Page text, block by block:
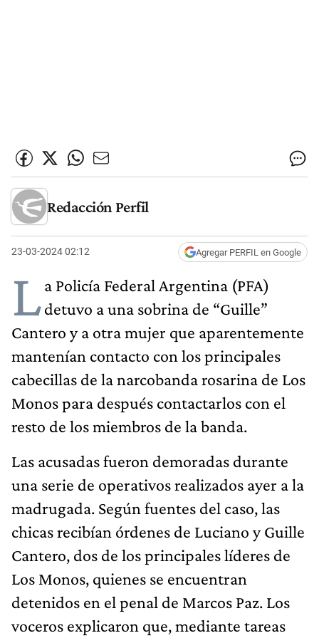
Redacción Perfil
23-03-2024 02:12 Agregar PERFIL en Google
La Policía Federal Argentina (PFA)
detuvo a una sobrina de “Guille”
Cantero y a otra mujer que aparentemente
mantenían contacto con los principales
cabecillas de la narcobanda rosarina de Los
Monos para después contactarlos con el
resto de los miembros de la banda.
Las acusadas fueron demoradas durante
una serie de operativos realizados ayer a la
madrugada. Según fuentes del caso, las
chicas recibían órdenes de Luciano y Guille
Cantero, dos de los principales líderes de
Los Monos, quienes se encuentran
detenidos en el penal de Marcos Paz. Los
voceros explicaron que, mediante tareas